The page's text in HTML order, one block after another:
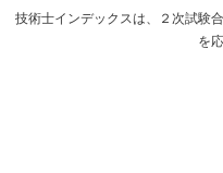
技術士インデックスは、２次試験
を